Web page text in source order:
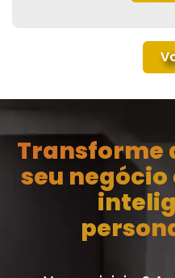
Transforme
seu